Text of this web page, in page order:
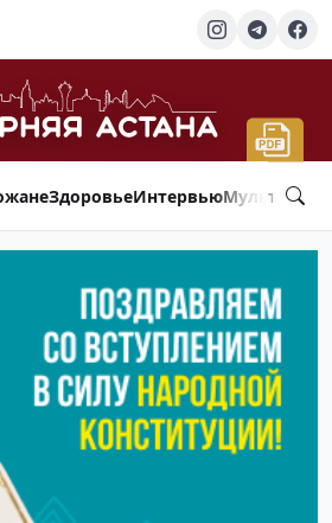
ЗдоровьеИнтервью